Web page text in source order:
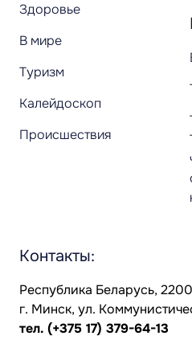
Здоровье
В мире
Туризм
Калейдоскоп
Происшествия
Контакты:
Республика Беларусь,
г. Минск, ул.
тел. (+375 17) 379-64-13